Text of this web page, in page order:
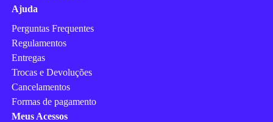
Ajuda
Perguntas Frequentes
Regulamentos
Entregas
Trocas e Devoluções
Cancelamentos
Formas de pagamento
Meus Acessos